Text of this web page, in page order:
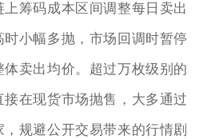
筹码成本区间调整每日卖出
小幅多抛，市场回调时暂停
卖出均价。超过万枚级别的
在现货市场抛售，大多通过
规避公开交易带来的行情剧